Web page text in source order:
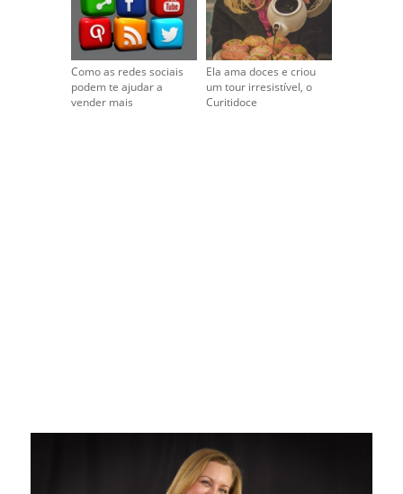
Como as redes sociais
podem te ajudar a
vender mais
Ela ama doces e criou
um tour irresistível, o
Curitidoce